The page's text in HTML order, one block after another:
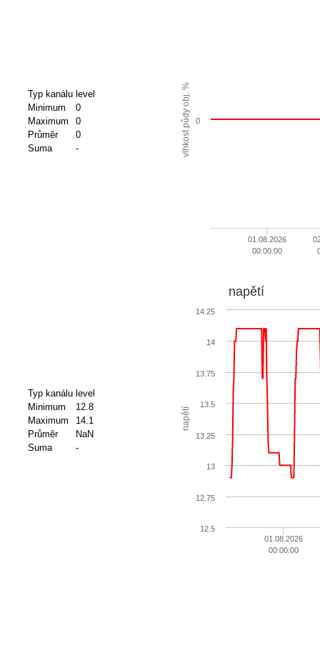
Typ kanálu level
Minimum
0
Maximum
0
Průměr
0
Suma
- vlhkost půdy obj. %
01.08.2026
00:00:00
0
Typ kanálu level
Minimum
12.8
Maximum
14.1
Průměr
NaN
Suma
-
napětí
napětí
01.08.2026
00:00:00
12.5
12.75
13
13.25
13.5
13.75
14
14.25